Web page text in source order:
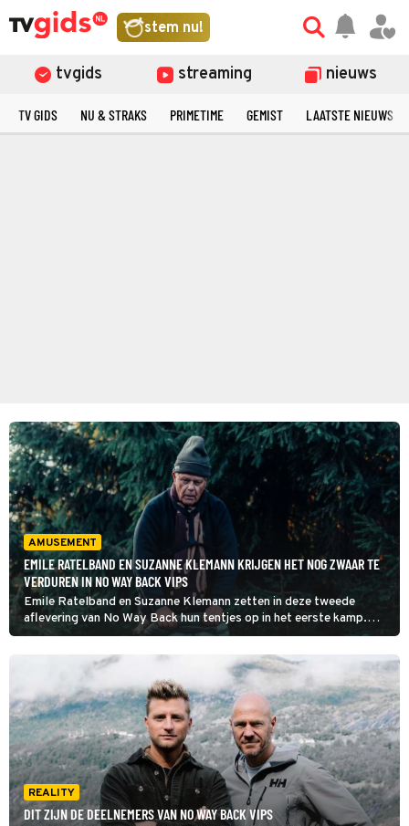
stem nu!
tvgids streaming nieuws
TV GIDS NU & STRAKS PRIMETIME GEMIST LAATSTE NIEUWS
AMUSEMENT
EMILE RATELBAND EN SUZANNE KLEMANN KRIJGEN HET NOG ZWAAR TE
VERDUREN IN NO WAY BACK VIPS
Emile Ratelband en Suzanne Klemann zetten in deze tweede
aflevering van No Way Back hun tentjes op in het eerste kamp.
Terwijl zij te maken krijgen met diverse uitdagingen, begint de rest
van de groep aan een tien uur lange tocht naar de volgende
bestemming.
REALITY
DIT ZIJN DE DEELNEMERS VAN NO WAY BACK VIPS